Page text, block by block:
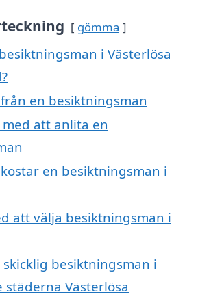
gömma
i Västerlösa
en besiktningsman
att anlita en
en besiktningsman i
att välja besiktningsman i
skicklig besiktningsman i
städerna Västerlösa